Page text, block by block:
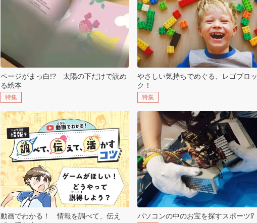
ページがまっ白!? 太陽の下だけで読め
る絵本
特集
やさしい気持ちでめぐる、レゴブロッ
ク！
特集
動画でわかる！ 情報を調べて、伝え
パソコンの中のお宝を探すスポーツ⁉